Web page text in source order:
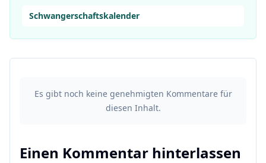
Schwangerschaftskalender
Es gibt noch keine genehmigten Kommentare für
diesen Inhalt.
Einen Kommentar hinterlassen